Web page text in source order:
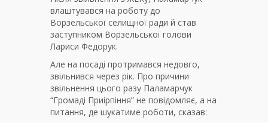
влаштувався на роботу до
Ворзельської селищної ради й став
заступником Ворзельської голови
Лариси Федорук.
Але на посаді протримався недовго,
звільнився через рік. Про причини
звільнення цього разу Паламарчук
“Громаді Приірпіння” не повідомляє, а на
питання, де шукатиме роботи, сказав: